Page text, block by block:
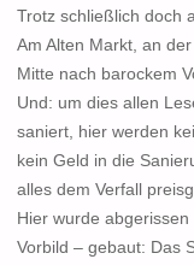
Trotz schließlich doch
Am Alten Markt, an
Mitte nach barockem
Und: um dies allen
saniert, hier werden
kein Geld in die
alles dem Verfall
Hier wurde
Vorbild – gebaut: Das